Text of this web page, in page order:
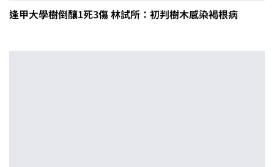
逢甲大學樹倒釀1死3傷 林試所：初判樹木感染褐根病